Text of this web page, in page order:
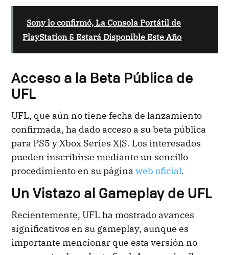
Sony lo confirmó, La Consola Portátil de
PlayStation 5 Estará Disponible Este Año
Acceso a la Beta Pública de
UFL
UFL, que aún no tiene fecha de lanzamiento
confirmada, ha dado acceso a su beta pública
para PS5 y Xbox Series X|S. Los interesados
pueden inscribirse mediante un sencillo
procedimiento en su páginaweb oficial.
Un Vistazo al Gameplay de UFL
Recientemente, UFL ha mostrado avances
significativos en su gameplay, aunque es
importante mencionar que esta versión no